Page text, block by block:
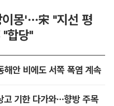
이몽'…宋 "지선 평
합당"
안 비에도 서쪽 폭염 계속
고 기한 다가와…향방 주목